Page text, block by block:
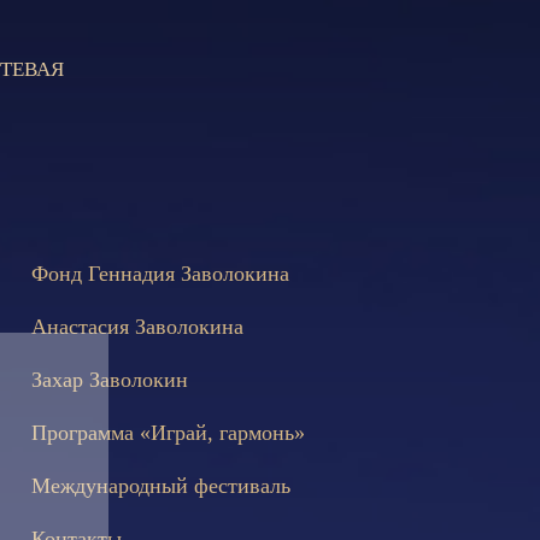
Фонд Геннадия Заволокина
Анастасия Заволокина
Захар Заволокин
Программа «Играй, гармонь»
Международный фестиваль